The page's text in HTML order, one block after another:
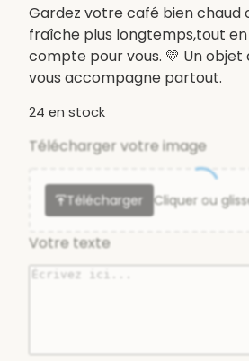
Gardez votre café bien chaud
fraîche plus longtemps,tout
compte pour vous. 💛 Un objet
vous accompagne partout.
24 en stock
Télécharger votre image
Télécharger Cliquer ou
Votre texte